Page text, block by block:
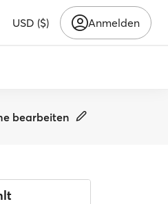
USD ($) Anmelden
bearbeiten